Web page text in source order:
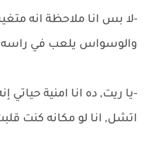
-لا بس انا ملاحظة انه
والوسواس يلعب في
-يا ريت, ده انا امنية
اتشل, انا لو مكانه كنت